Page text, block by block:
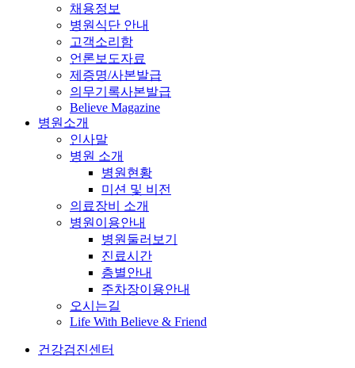
채용정보
병원식단 안내
고객소리함
언론보도자료
제증명/사본발급
의무기록사본발급
Believe Magazine
병원소개
인사말
병원 소개
병원현황
미션 및 비전
의료장비 소개
병원이용안내
병원둘러보기
진료시간
층별안내
주차장이용안내
오시는길
Life With Believe & Friend
건강검진센터